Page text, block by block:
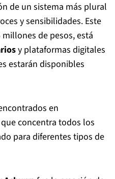
de un sistema más plural
y sensibilidades. Este
de pesos, está
y plataformas digitales
estarán disponibles
en
concentra todos los
para diferentes tipos de